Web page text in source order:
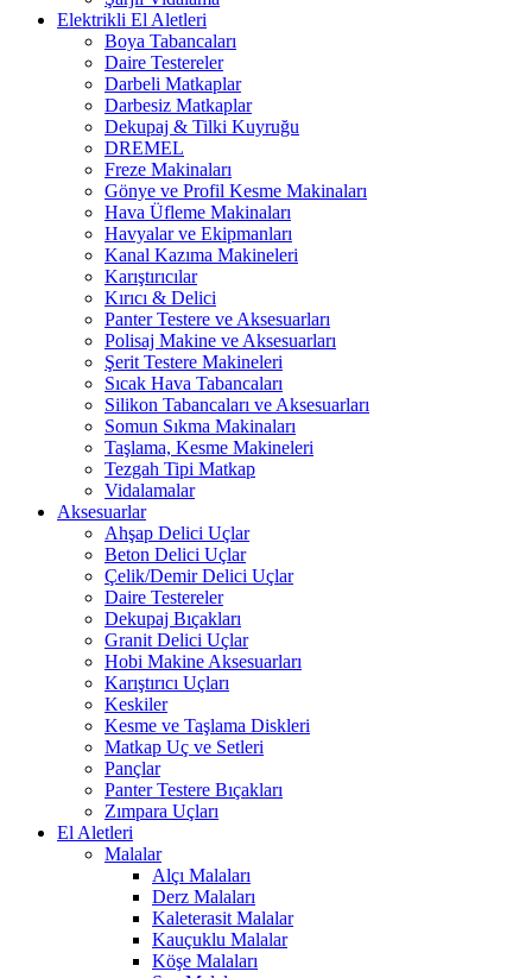
Elektrikli El Aletleri
Boya Tabancaları
Daire Testereler
Darbeli Matkaplar
Darbesiz Matkaplar
Dekupaj & Tilki Kuyruğu
DREMEL
Freze Makinaları
Gönye ve Profil Kesme Makinaları
Hava Üfleme Makinaları
Havyalar ve Ekipmanları
Kanal Kazıma Makineleri
Karıştırıcılar
Kırıcı & Delici
Panter Testere ve Aksesuarları
Polisaj Makine ve Aksesuarları
Şerit Testere Makineleri
Sıcak Hava Tabancaları
Silikon Tabancaları ve Aksesuarları
Somun Sıkma Makinaları
Taşlama, Kesme Makineleri
Tezgah Tipi Matkap
Vidalamalar
Aksesuarlar
Ahşap Delici Uçlar
Beton Delici Uçlar
Çelik/Demir Delici Uçlar
Daire Testereler
Dekupaj Bıçakları
Granit Delici Uçlar
Hobi Makine Aksesuarları
Karıştırıcı Uçları
Keskiler
Kesme ve Taşlama Diskleri
Matkap Uç ve Setleri
Pançlar
Panter Testere Bıçakları
Zımpara Uçları
El Aletleri
Malalar
Alçı Malaları
Derz Malaları
Kaleterasit Malalar
Kauçuklu Malalar
Köşe Malaları